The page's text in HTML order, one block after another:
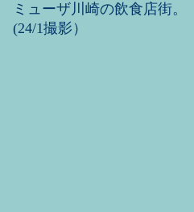
ミューザ川崎の飲食店街。
(24/1撮影）